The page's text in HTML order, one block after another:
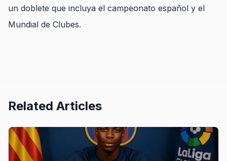
un doblete que incluya el campeonato español y el
Mundial de Clubes.
Related Articles